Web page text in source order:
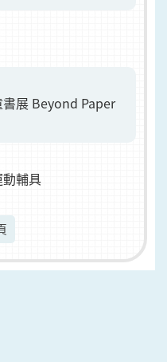
展 Beyond Paper
動輔具